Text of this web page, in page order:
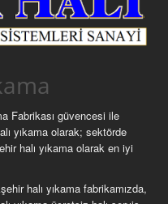
Fabrikası güvencesi ile
yıkama olarak; sektörde
halı yıkama olarak en iyi
halı yıkama fabrikamızda,